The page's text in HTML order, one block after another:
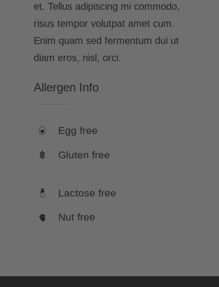
et. Tellus adipiscing mi commodo,
risus tempor volutpat amet cum.
Enim quam sed fermentum dui ut
diam eros, nisl, orci.
Allergen Info
Egg free
Gluten free
Lactose free
Nut free